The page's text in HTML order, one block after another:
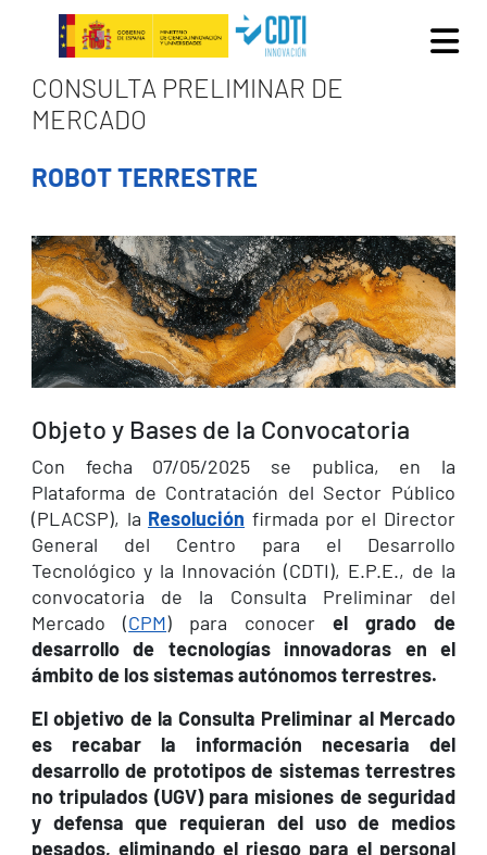
Pasar al contenido principal
CONSULTA PRELIMINAR DE
MERCADO
ROBOT TERRESTRE
Objeto y Bases de la Convocatoria
Con fecha 07/05/2025 se publica, en la
Plataforma de Contratación del Sector Público
(PLACSP), la Resolución firmada por el Director
General del Centro para el Desarrollo
Tecnológico y la Innovación (CDTI), E.P.E., de la
convocatoria de la Consulta Preliminar del
Mercado (CPM) para conocer el grado de
desarrollo de tecnologías innovadoras en el
ámbito de los sistemas autónomos terrestres.
El objetivo de la Consulta Preliminar al Mercado
es recabar la información necesaria del
desarrollo de prototipos de sistemas terrestres
no tripulados (UGV) para misiones de seguridad
y defensa que requieran del uso de medios
pesados, eliminando el riesgo para el personal